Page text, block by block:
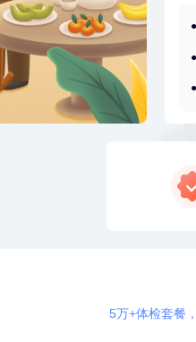
2
2
4分
成
5万+体检套餐